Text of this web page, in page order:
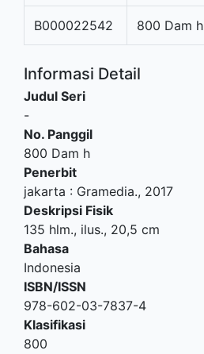
B000022542 800 Dam h
Informasi Detail
Judul Seri
-
No. Panggil
800 Dam h
Penerbit
jakarta : Gramedia., 2017
Deskripsi Fisik
135 hlm., ilus., 20,5 cm
Bahasa
Indonesia
ISBN/ISSN
978-602-03-7837-4
Klasifikasi
800